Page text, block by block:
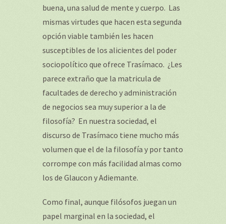
buena, una salud de mente y cuerpo. Las
mismas virtudes que hacen esta segunda
opción viable también les hacen
susceptibles de los alicientes del poder
sociopolítico que ofrece Trasímaco. ¿Les
parece extraño que la matricula de
facultades de derecho y administración
de negocios sea muy superior a la de
filosofía? En nuestra sociedad, el
discurso de Trasímaco tiene mucho más
volumen que el de la filosofía y por tanto
corrompe con más facilidad almas como
los de Glaucon y Adiemante.
Como final, aunque filósofos juegan un
papel marginal en la sociedad, el